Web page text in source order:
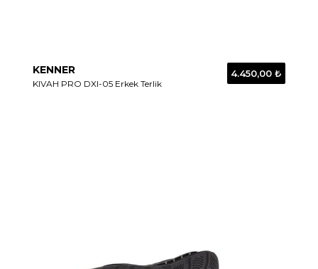
KENNER
KIVAH PRO DXI-05 Erkek Terlik
4.450,00 ₺